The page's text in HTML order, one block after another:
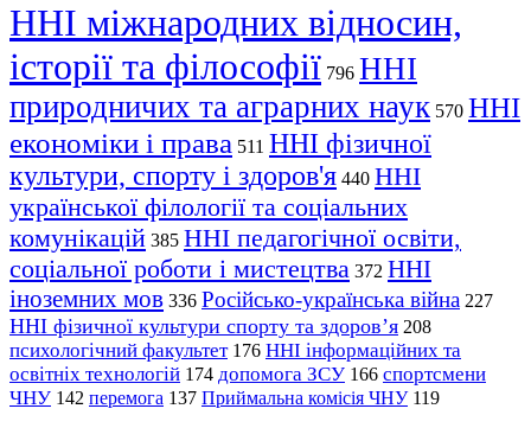
ННІ міжнародних відносин,
історії та філософії 796 ННІ
природничих та аграрних наук 570 ННІ
економіки і права 511 ННІ фізичної
культури, спорту і здоров'я 440 ННІ
української філології та соціальних
комунікацій 385 ННІ педагогічної освіти,
соціальної роботи і мистецтва 372 ННІ
іноземних мов 336 Російсько-українська війна 227
ННІ фізичної культури спорту та здоров’я 208
психологічний факультет 176 ННІ інформаційних та
освітніх технологій 174 допомога ЗСУ 166 спортсмени
ЧНУ 142 перемога 137 Приймальна комісія ЧНУ 119